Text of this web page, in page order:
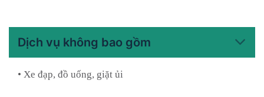
Dịch vụ không bao gồm
• Xe đạp, đồ uống, giặt ủi